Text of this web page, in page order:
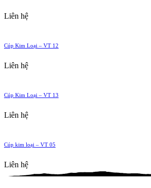
Liên hệ
Cúp Kim Loại – VT 12
Liên hệ
Cúp Kim Loại – VT 13
Liên hệ
Cúp kim loại – VT 05
Liên hệ